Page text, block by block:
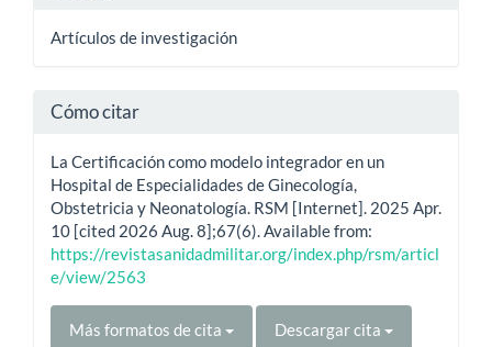
Artículos de investigación
Cómo citar
La Certificación como modelo integrador en un
Hospital de Especialidades de Ginecología,
Obstetricia y Neonatología. RSM [Internet]. 2025 Apr.
10 [cited 2026 Aug. 8];67(6). Available from:
https://revistasanidadmilitar.org/index.php/rsm/articl
e/view/2563
Más formatos de cita Descargar cita